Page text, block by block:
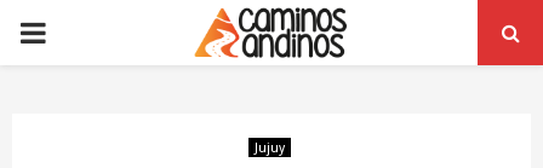
PRIMARY
Jujuy